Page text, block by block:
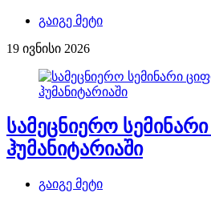
გაიგე მეტი
19 ივნისი 2026
სამეცნიერო
ჰუმანიტარიაში
გაიგე მეტი